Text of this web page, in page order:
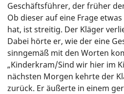
Geschäftsführer, der früher
Ob dieser auf eine Frage
hat, ist streitig. Der Kläger
Dabei hörte er, wie der eine
sinngemäß mit den Worten
„Kinderkram/Sind wir hier im
nächsten Morgen kehrte der
zurück. Er äußerte in einem